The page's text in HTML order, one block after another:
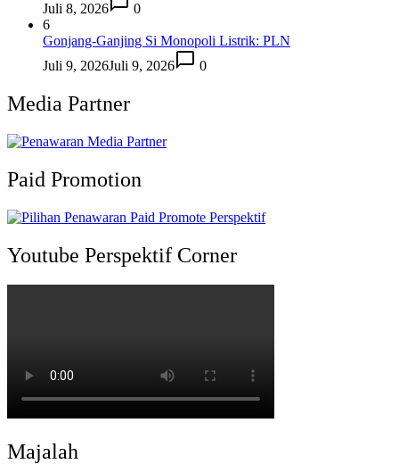
Juli 8, 2026
0
6
Gonjang-Ganjing Si Monopoli Listrik: PLN
Juli 9, 2026Juli 9, 2026 0
Media Partner
Paid Promotion
Youtube Perspektif Corner
Majalah